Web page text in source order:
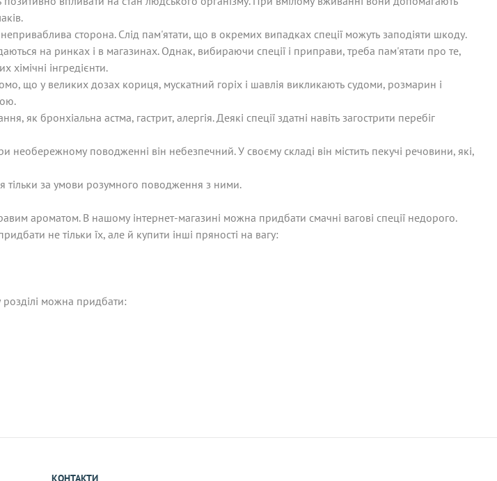
сторона. Слід пам'ятати, що в окремих випадках спеції можуть заподіяти шкоду.
на ринках і в магазинах. Однак, вибираючи спеції і приправи, треба пам'ятати про те,
інгредієнти.
що у великих дозах кориця, мускатний горіх і шавлія викликають судоми, розмарин і
бронхіальна астма, гастрит, алергія. Деякі спеції здатні навіть загострити перебіг
поводженні він небезпечний. У своєму складі він містить пекучі речовини, які,
тільки за умови розумного поводження з ними.
ароматом. В нашому інтернет-магазині можна придбати смачні вагові спеції недорого.
не тільки їх, але й купити інші пряності на вагу:
можна придбати:
КОНТАКТИ